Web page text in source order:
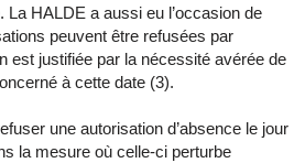
. La HALDE a aussi eu l’occasion de
peuvent être refusées par
est justifiée par la nécessité avérée de
à cette date (3).
une autorisation d’absence le jour
la mesure où celle-ci perturbe